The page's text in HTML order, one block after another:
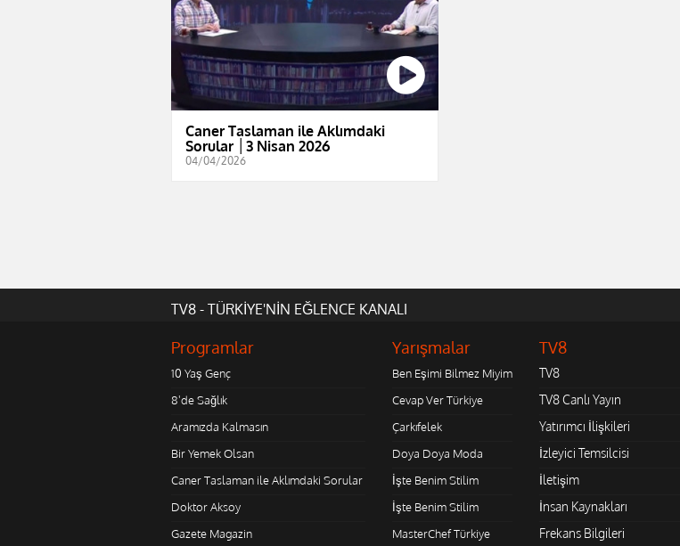
Caner Taslaman ile Aklımdaki
Sorular │3 Nisan 2026
04/04/2026
TV8 - TÜRKİYE'NİN EĞLENCE KANALI
Programlar
10 Yaş Genç
8'de Sağlık
Aramızda Kalmasın
Bir Yemek Olsan
Caner Taslaman ile Aklımdaki Sorular
Doktor Aksoy
Gazete Magazin
Yarışmalar
Ben Eşimi Bilmez Miyim
Cevap Ver Türkiye
Çarkıfelek
Doya Doya Moda
İşte Benim Stilim
İşte Benim Stilim
MasterChef Türkiye
TV8
TV8
TV8 Canlı Yayın
Yatırımcı İlişkileri
İzleyici Temsilcisi
İletişim
İnsan Kaynakları
Frekans Bilgileri